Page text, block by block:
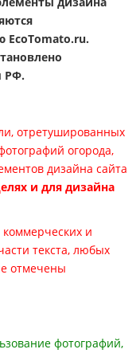
EcoTomato.ru.
РФ.
отретушированных
огорода,
дизайна сайта
и для дизайна
и
текста, любых
отмечены
фотографий,